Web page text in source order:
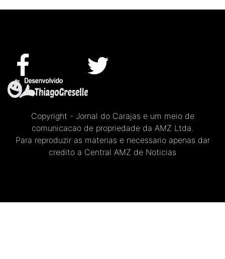
Copyright - Jornal do Carajas e um meio de
comunicacao de propriedade da AMZ Ltda.
Para reproduzir as materias e necessario apenas dar
credito a Central AMZ de Noticias